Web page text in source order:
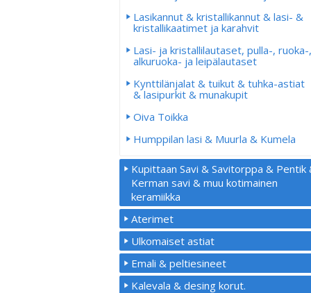
Lasikannut & kristallikannut & lasi- &
kristallikaatimet ja karahvit
Lasi- ja kristallilautaset, pulla-, ruoka-,
alkuruoka- ja leipälautaset
Kynttilänjalat & tuikut & tuhka-astiat
& lasipurkit & munakupit
Oiva Toikka
Humppilan lasi & Muurla & Kumela
Kupittaan Savi & Savitorppa & Pentik
Kerman savi & muu kotimainen
keramiikka
Aterimet
Ulkomaiset astiat
Emali & peltiesineet
Kalevala & desing korut.